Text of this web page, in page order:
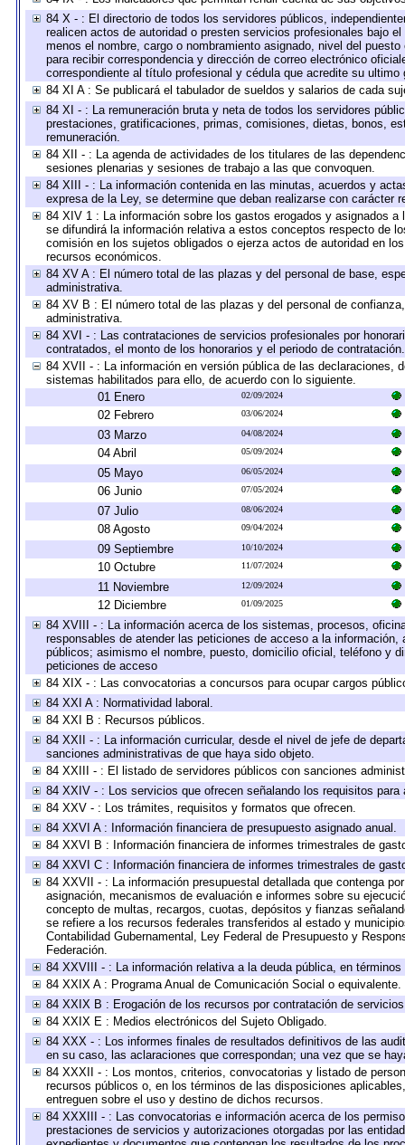
84 X - : El directorio de todos los servidores públicos,
realicen actos de autoridad o presten servicios profesionales bajo
menos el nombre, cargo o nombramiento asignado, nivel del
para recibir correspondencia y dirección de correo electrónico
correspondiente al título profesional y cédula que acredite su ultimo
84 XI A : Se publicará el tabulador de sueldos y salarios de cada
84 XI - : La remuneración bruta y neta de todos los servidores
prestaciones, gratificaciones, primas, comisiones, dietas, bonos,
remuneración.
84 XII - : La agenda de actividades de los titulares de las
sesiones plenarias y sesiones de trabajo a las que convoquen.
84 XIII - : La información contenida en las minutas, acuerdos y
expresa de la Ley, se determine que deban realizarse con carácter
84 XIV 1 : La información sobre los gastos erogados y asignados
se difundirá la información relativa a estos conceptos respecto de
comisión en los sujetos obligados o ejerza actos de autoridad en
recursos económicos.
84 XV A : El número total de las plazas y del personal de base,
administrativa.
84 XV B : El número total de las plazas y del personal de
administrativa.
84 XVI - : Las contrataciones de servicios profesionales por
contratados, el monto de los honorarios y el periodo de contratación.
84 XVII - : La información en versión pública de las
sistemas habilitados para ello, de acuerdo con lo siguiente.
01 Enero
02/09/2024
02 Febrero 03/06/2024
03 Marzo 04/08/2024
04 Abril 05/09/2024
05 Mayo 06/05/2024
06 Junio 07/05/2024
07 Julio 08/06/2024
08 Agosto 09/04/2024
09 Septiembre 10/10/2024
10 Octubre 11/07/2024
11 Noviembre 12/09/2024
12 Diciembre 01/09/2025
84 XVIII - : La información acerca de los sistemas, procesos,
responsables de atender las peticiones de acceso a la
públicos; asimismo el nombre, puesto, domicilio oficial, teléfono y
peticiones de acceso
84 XIX - : Las convocatorias a concursos para ocupar cargos
84 XXI A : Normatividad laboral.
84 XXI B : Recursos públicos.
84 XXII - : La información curricular, desde el nivel de jefe de
sanciones administrativas de que haya sido objeto.
84 XXIII - : El listado de servidores públicos con sanciones
84 XXIV - : Los servicios que ofrecen señalando los requisitos para
84 XXV - : Los trámites, requisitos y formatos que ofrecen.
84 XXVI A : Información financiera de presupuesto asignado anual.
84 XXVI B : Información financiera de informes trimestrales de
84 XXVI C : Información financiera de informes trimestrales de
84 XXVII - : La información presupuestal detallada que contenga
asignación, mecanismos de evaluación e informes sobre su
concepto de multas, recargos, cuotas, depósitos y fianzas
se refiere a los recursos federales transferidos al estado y
Contabilidad Gubernamental, Ley Federal de Presupuesto y
Federación.
84 XXVIII - : La información relativa a la deuda pública, en
84 XXIX A : Programa Anual de Comunicación Social o equivalente.
84 XXIX B : Erogación de los recursos por contratación de
84 XXIX E : Medios electrónicos del Sujeto Obligado.
84 XXX - : Los informes finales de resultados definitivos de las
en su caso, las aclaraciones que correspondan; una vez que se
84 XXXII - : Los montos, criterios, convocatorias y listado de
recursos públicos o, en los términos de las disposiciones
entreguen sobre el uso y destino de dichos recursos.
84 XXXIII - : Las convocatorias e información acerca de los
prestaciones de servicios y autorizaciones otorgadas por las